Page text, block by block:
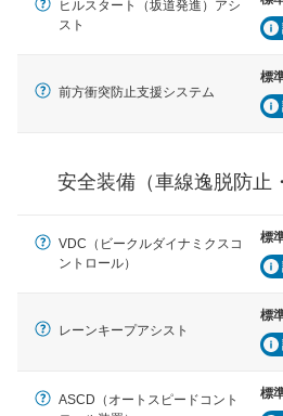
安全な車間距離を保ちなが
ブ・クルーズ・コントロー
運転・駐車支援
駐車をスムーズに行うため
グ・アシストやサイドブラ
衝撃軽減
ルトなどが装備されていま
ヒルスタート（坂道発進）アシ
スト
前方衝突防止支援システム
標
安全装備（車線逸脱防止
VDC（ビークルダイナミクスコ
ントロール）
標
レーンキープアシスト
標
ASCD（オートスピードコント
標